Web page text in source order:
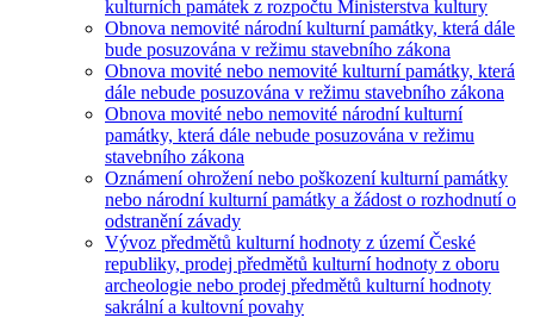
kulturních památek z rozpočtu Ministerstva kultury
Obnova nemovité národní kulturní památky, která dále
bude posuzována v režimu stavebního zákona
Obnova movité nebo nemovité kulturní památky, která
dále nebude posuzována v režimu stavebního zákona
Obnova movité nebo nemovité národní kulturní
památky, která dále nebude posuzována v režimu
stavebního zákona
Oznámení ohrožení nebo poškození kulturní památky
nebo národní kulturní památky a žádost o rozhodnutí o
odstranění závady
Vývoz předmětů kulturní hodnoty z území České
republiky, prodej předmětů kulturní hodnoty z oboru
archeologie nebo prodej předmětů kulturní hodnoty
sakrální a kultovní povahy